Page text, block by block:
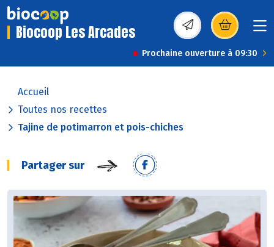
Biocoop Les Arcades (s’ouvre dans une
Prochaine ouverture à 09:30
Accueil
Toutes nos recettes
Tajine de potimarron et pois-chiches
Partager sur